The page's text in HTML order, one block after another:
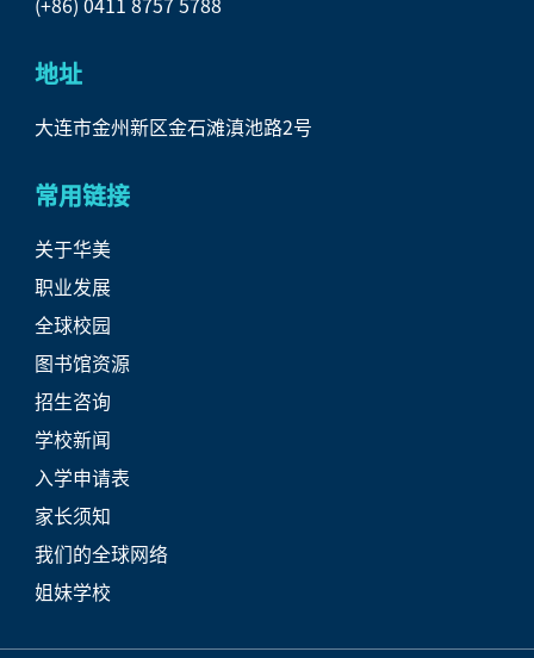
地址
大连市金州新区金石滩滇池路2号
常用链接
关于华美
职业发展
全球校园
图书馆资源
招生咨询
学校新闻
入学申请表
家长须知
我们的全球网络
姐妹学校